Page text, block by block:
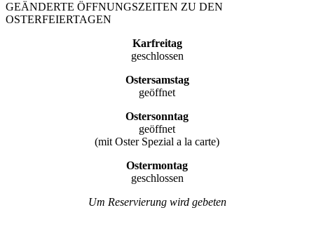
GEÄNDERTE ÖFFNUNGSZEITEN ZU DEN
OSTERFEIERTAGEN
Karfreitag
geschlossen
Ostersamstag
geöffnet
Ostersonntag
geöffnet
(mit Oster Spezial a la carte)
Ostermontag
geschlossen
Um Reservierung wird gebeten